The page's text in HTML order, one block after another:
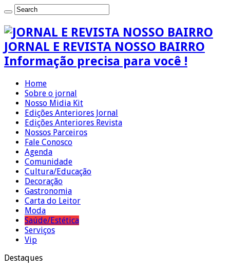
JORNAL E REVISTA NOSSO BAIRRO
Informação precisa para você !
Home
Sobre o jornal
Nosso Midia Kit
Edições Anteriores Jornal
Edições Anteriores Revista
Nossos Parceiros
Fale Conosco
Agenda
Comunidade
Cultura/Educação
Decoração
Gastronomia
Carta do Leitor
Moda
Saúde/Estética
Serviços
Vip
Destaques